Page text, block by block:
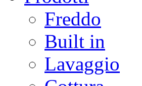
Freddo
Built in
Lavaggio